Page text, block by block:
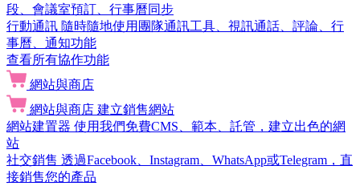
段、會議室預訂、行事曆同步
行動通訊 隨時隨地使用團隊通訊工具、視訊通話、評論、行
事曆、通知功能
查看所有協作功能
網站與商店
網站與商店 建立銷售網站
網站建置器 使用我們免費CMS、範本、託管，建立出色的網
站
社交銷售 透過Facebook、Instagram、WhatsApp或Telegram，直
接銷售您的產品